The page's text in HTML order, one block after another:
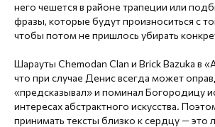
него чешется в районе трапеции или
фразы, которые будут произноситься с
чтобы потом не пришлось убирать
Шарауты Chemodan Clan и Brick Bazuka в
что при случае Денис всегда может
«предсказывал» и поминал Богородицу
интересах абстрактного искусства.
принимать тексты близко к сердцу — это